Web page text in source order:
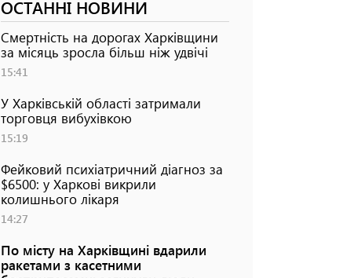
ОСТАННІ НОВИНИ
Смертність на дорогах Харківщини
за місяць зросла більш ніж удвічі
15:41
У Харківській області затримали
торговця вибухівкою
15:19
Фейковий психіатричний діагноз за
$6500: у Харкові викрили
колишнього лікаря
14:27
По місту на Харківщині вдарили
ракетами з касетними